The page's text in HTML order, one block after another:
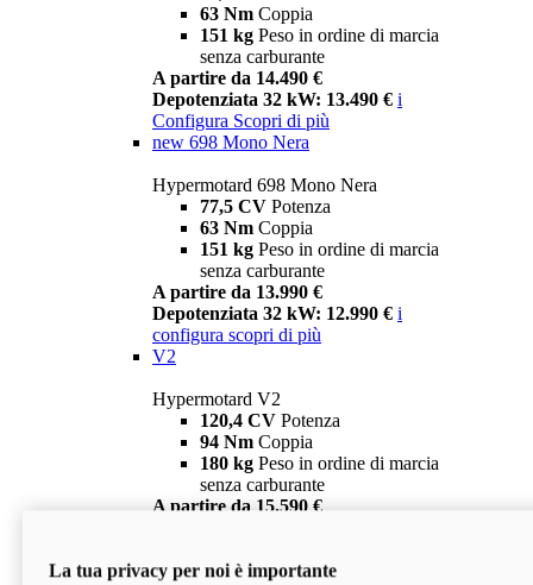
63 Nm Coppia
151 kg Peso in ordine di marcia
senza carburante
A partire da 14.490 €
Depotenziata 32 kW: 13.490 € i
Configura Scopri di più
new 698 Mono Nera
Hypermotard 698 Mono Nera
77,5 CV Potenza
63 Nm Coppia
151 kg Peso in ordine di marcia
senza carburante
A partire da 13.990 €
Depotenziata 32 kW: 12.990 € i
configura scopri di più
V2
Hypermotard V2
120,4 CV Potenza
94 Nm Coppia
180 kg Peso in ordine di marcia
senza carburante
A partire da 15.590 €
V2 SP
La tua privacy per noi è importante